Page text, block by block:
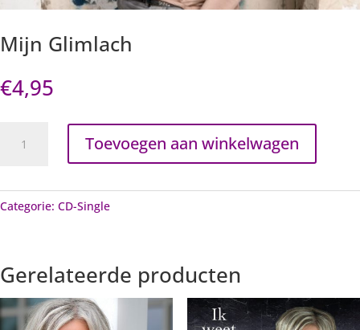
Mijn Glimlach
€4,95
Glimlach
Toevoegen aan winkelwagen
Categorie: CD-Single
Gerelateerde producten